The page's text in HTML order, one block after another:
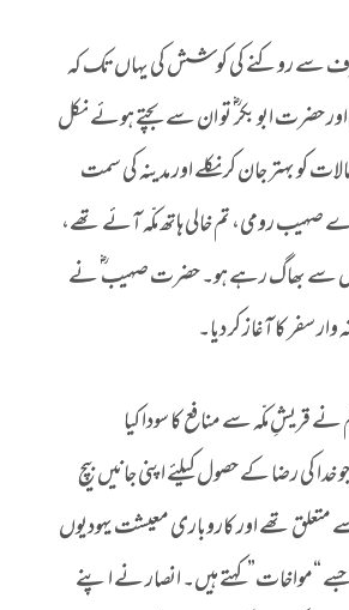
طرف سے روکنے کی کوشش کی یہاں تک کہ
حضرت ابو بکر ؓ تو ان سے بچتے ہوئے نکل
بہتر جان کر نکلے اور مدینہ کی سمت
رومی، تم خالی ہاتھ مکّہ آئے تھے،
یہاں سے بھاگ رہے ہو۔ حضرت صہیب ؓ نے
سفر کا آغاز کر دیا۔
مکّہ سے منافع کا سودا کیا
کی رضا کے حصول کیلئے اپنی جانیں بیچ
پیشہ سے متعلق تھے اور کاروباری معیشت یہودیوں
“مواخات” کہتے ہیں۔ انصار نے اپنے